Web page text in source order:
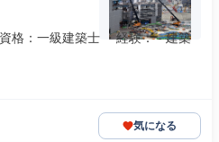
格：一級建築士 ・経験： - 建築
気になる